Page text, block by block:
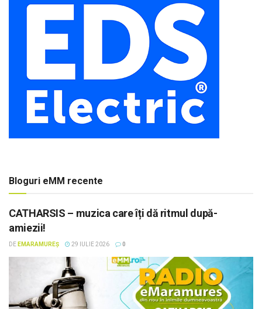
Bloguri eMM recente
CATHARSIS – muzica care îți dă ritmul după-
amiezii!
DE EMARAMUREȘ 29 IULIE 2026 0